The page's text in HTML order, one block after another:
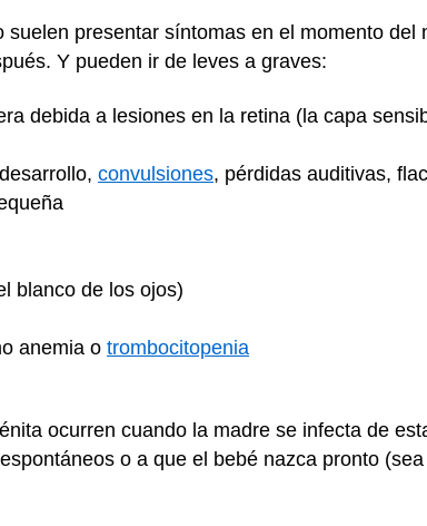
suelen presentar síntomas en el momento del
Y pueden ir de leves a graves:
debida a lesiones en la retina (la capa
convulsiones, pérdidas auditivas,
blanco de los ojos)
anemia o trombocitopenia
ocurren cuando la madre se infecta de
o a que el bebé nazca pronto